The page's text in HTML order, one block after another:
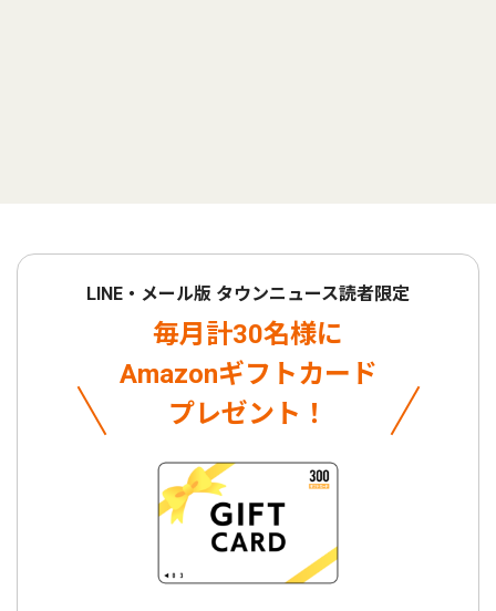
LINE・メール版 タウンニュース読者限定
毎月計30名様に
Amazonギフトカード
プレゼント！